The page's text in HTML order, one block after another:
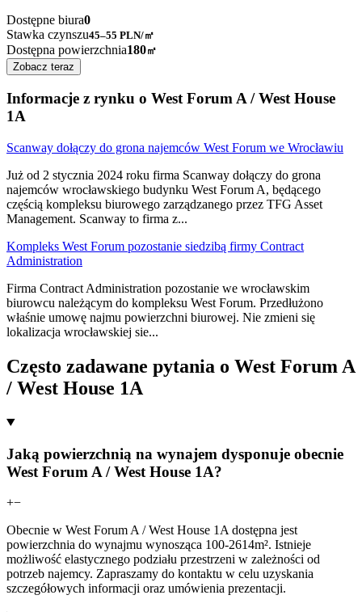
Dostępne biura0
Stawka czynszu45–55 PLN/㎡
Dostępna powierzchnia180㎡
Zobacz teraz
Informacje z rynku o West Forum A / West House
1A
Scanway dołączy do grona najemców West Forum we Wrocławiu
Już od 2 stycznia 2024 roku firma Scanway dołączy do grona
najemców wrocławskiego budynku West Forum A, będącego
częścią kompleksu biurowego zarządzanego przez TFG Asset
Management. Scanway to firma z...
Kompleks West Forum pozostanie siedzibą firmy Contract
Administration
Firma Contract Administration pozostanie we wrocławskim
biurowcu należącym do kompleksu West Forum. Przedłużono
właśnie umowę najmu powierzchni biurowej. Nie zmieni się
lokalizacja wrocławskiej sie...
Często zadawane pytania o West Forum A
/ West House 1A
Jaką powierzchnią na wynajem dysponuje obecnie
West Forum A / West House 1A?
+−
Obecnie w West Forum A / West House 1A dostępna jest
powierzchnia do wynajmu wynosząca 100-2614m². Istnieje
możliwość elastycznego podziału przestrzeni w zależności od
potrzeb najemcy. Zapraszamy do kontaktu w celu uzyskania
szczegółowych informacji oraz umówienia prezentacji.